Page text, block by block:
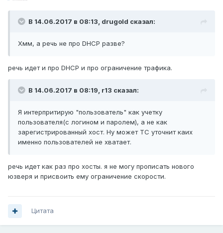
В 14.06.2017 в 08:13, drugold сказал:
Хмм, а речь не про DHCP разве?
речь идет и про DHCP и про ограничение трафика.
В 14.06.2017 в 08:19, r13 сказал:
Я интерпритирую "пользователь" как учетку
пользователя(с логином и паролем), а не как
зарегистрированный хост. Ну может ТС уточнит каих
именно пользователей не хватает.
речь идет как раз про хосты. я не могу прописать нового
юзверя и присвоить ему ограничение скорости.
Цитата